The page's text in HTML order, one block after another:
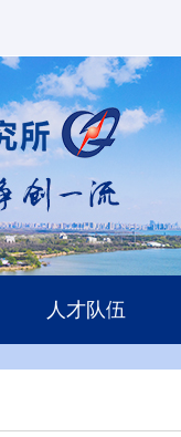
人才队伍